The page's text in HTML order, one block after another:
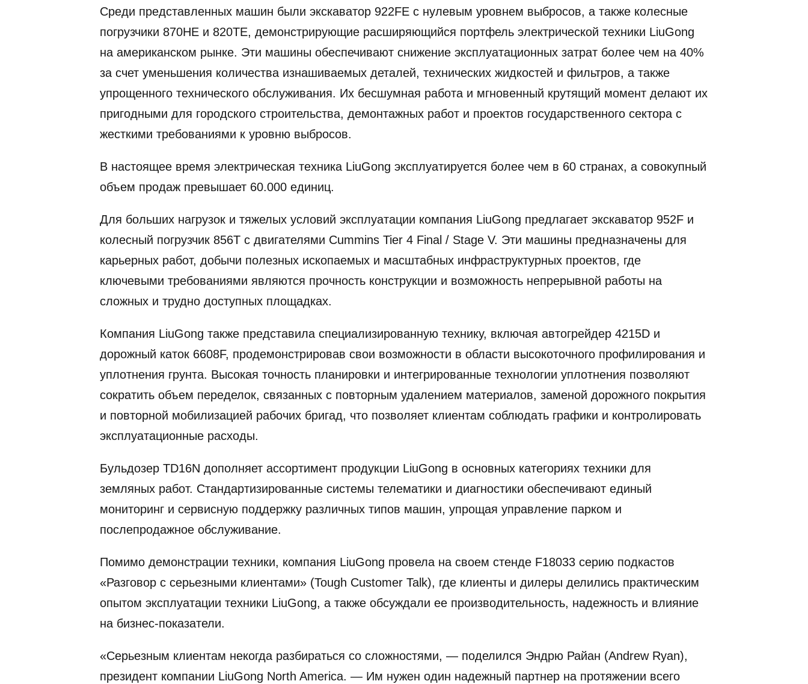
Среди представленных машин были экскаватор 922FE с нулевым уровнем выбросов, а также колесные
погрузчики 870HE и 820TE, демонстрирующие расширяющийся портфель электрической техники LiuGong
на американском рынке. Эти машины обеспечивают снижение эксплуатационных затрат более чем на 40%
за счет уменьшения количества изнашиваемых деталей, технических жидкостей и фильтров, а также
упрощенного технического обслуживания. Их бесшумная работа и мгновенный крутящий момент делают их
пригодными для городского строительства, демонтажных работ и проектов государственного сектора с
жесткими требованиями к уровню выбросов.
В настоящее время электрическая техника LiuGong эксплуатируется более чем в 60 странах, а совокупный
объем продаж превышает 60.000 единиц.
Для больших нагрузок и тяжелых условий эксплуатации компания LiuGong предлагает экскаватор 952F и
колесный погрузчик 856T с двигателями Cummins Tier 4 Final / Stage V. Эти машины предназначены для
карьерных работ, добычи полезных ископаемых и масштабных инфраструктурных проектов, где
ключевыми требованиями являются прочность конструкции и возможность непрерывной работы на
сложных и трудно доступных площадках.
Компания LiuGong также представила специализированную технику, включая автогрейдер 4215D и
дорожный каток 6608F, продемонстрировав свои возможности в области высокоточного профилирования и
уплотнения грунта. Высокая точность планировки и интегрированные технологии уплотнения позволяют
сократить объем переделок, связанных с повторным удалением материалов, заменой дорожного покрытия
и повторной мобилизацией рабочих бригад, что позволяет клиентам соблюдать графики и контролировать
эксплуатационные расходы.
Бульдозер TD16N дополняет ассортимент продукции LiuGong в основных категориях техники для
земляных работ. Стандартизированные системы телематики и диагностики обеспечивают единый
мониторинг и сервисную поддержку различных типов машин, упрощая управление парком и
послепродажное обслуживание.
Помимо демонстрации техники, компания LiuGong провела на своем стенде F18033 серию подкастов
«Разговор с серьезными клиентами» (Tough Customer Talk), где клиенты и дилеры делились практическим
опытом эксплуатации техники LiuGong, а также обсуждали ее производительность, надежность и влияние
на бизнес-показатели.
«Серьезным клиентам некогда разбираться со сложностями, — поделился Эндрю Райан (Andrew Ryan),
президент компании LiuGong North America. — Им нужен один надежный партнер на протяжении всего